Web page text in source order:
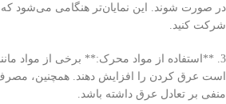
در صورت شوند. این نمایان‌تر هنگامی می‌شود
شرکت کنید.
3. **استفاده از مواد محرک:** برخی از مواد
است عرق کردن را افزایش دهند. همچنین، مصرف
منفی بر تعادل عرق داشته باشد.